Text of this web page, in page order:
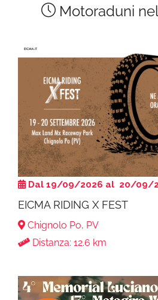
Motoraduni
Dal 19/09/2026 al 20/09/
EICMA RIDING X FEST
Chignolo Po, PV
Distanza: 12.6 km